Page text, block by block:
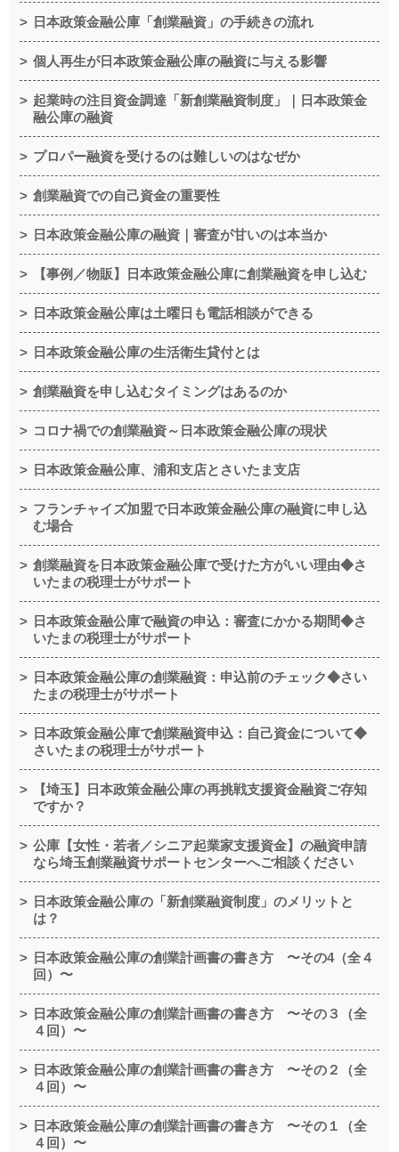
日本政策金融公庫「創業融資」の手続きの流れ
個人再生が日本政策金融公庫の融資に与える影響
起業時の注目資金調達「新創業融資制度」｜日本政策金
融公庫の融資
プロパー融資を受けるのは難しいのはなぜか
創業融資での自己資金の重要性
日本政策金融公庫の融資｜審査が甘いのは本当か
【事例／物販】日本政策金融公庫に創業融資を申し込む
日本政策金融公庫は土曜日も電話相談ができる
日本政策金融公庫の生活衛生貸付とは
創業融資を申し込むタイミングはあるのか
コロナ禍での創業融資～日本政策金融公庫の現状
日本政策金融公庫、浦和支店とさいたま支店
フランチャイズ加盟で日本政策金融公庫の融資に申し込
む場合
創業融資を日本政策金融公庫で受けた方がいい理由◆さ
いたまの税理士がサポート
日本政策金融公庫で融資の申込：審査にかかる期間◆さ
いたまの税理士がサポート
日本政策金融公庫の創業融資：申込前のチェック◆さい
たまの税理士がサポート
日本政策金融公庫で創業融資申込：自己資金について◆
さいたまの税理士がサポート
【埼玉】日本政策金融公庫の再挑戦支援資金融資ご存知
ですか？
公庫【女性・若者／シニア起業家支援資金】の融資申請
なら埼玉創業融資サポートセンターへご相談ください
日本政策金融公庫の「新創業融資制度」のメリットと
は？
日本政策金融公庫の創業計画書の書き方 〜その4（全４
回）〜
日本政策金融公庫の創業計画書の書き方 〜その３（全
４回）〜
日本政策金融公庫の創業計画書の書き方 〜その２（全
４回）〜
日本政策金融公庫の創業計画書の書き方 〜その１（全
４回）〜